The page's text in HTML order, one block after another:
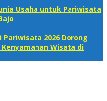
Usaha untuk Pariwisata
Pariwisata 2026 Dorong
Wisata di